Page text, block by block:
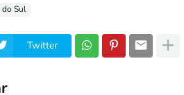
do Sul
Twitter